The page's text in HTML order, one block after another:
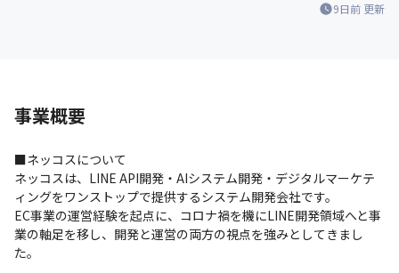
9日前 更新
事業概要
■ネッコスについて
ネッコスは、LINE API開発・AIシステム開発・デジタルマーケテ
ィングをワンストップで提供するシステム開発会社です。
EC事業の運営経験を起点に、コロナ禍を機にLINE開発領域へと事
業の軸足を移し、開発と運営の両方の視点を強みとしてきまし
た。